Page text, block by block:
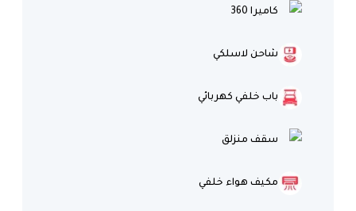
كاميرا 360
شاحن لاسلكي
باب خلفي كهربائي
سقف منزلق
مكيف هواء خلفي